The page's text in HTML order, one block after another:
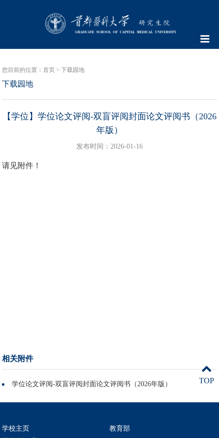
您目前的位置：首页 >下载园地
下载园地
【学位】学位论文评阅-双盲评阅封面论文评阅书（2026
年版）
发布时间：2026-01-16
请见附件！
相关附件
学位论文评阅-双盲评阅封面论文评阅书（2026年版）
学校主页
教育部
TOP